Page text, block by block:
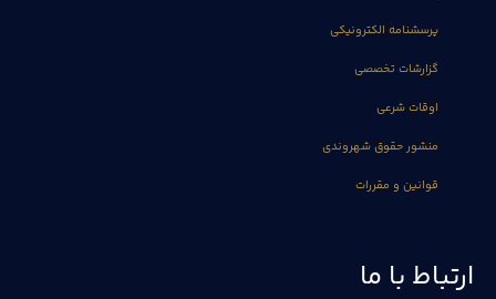
پرسشنامه الکترونیکی
گزارشات تخصصی
اوقات شرعی
منشور حقوق شهروندی
قوانین و مقررات
ارتباط با ما